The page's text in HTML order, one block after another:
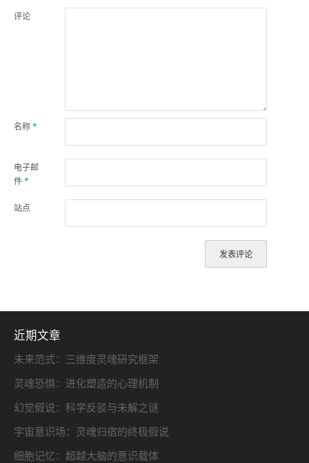
评论
名称*
电子邮
件*
站点
近期文章
未来范式：三维度灵魂研究框架
灵魂恐惧：进化塑造的心理机制
幻觉假说：科学反驳与未解之谜
宇宙意识场：灵魂归宿的终极假说
细胞记忆：超越大脑的意识载体